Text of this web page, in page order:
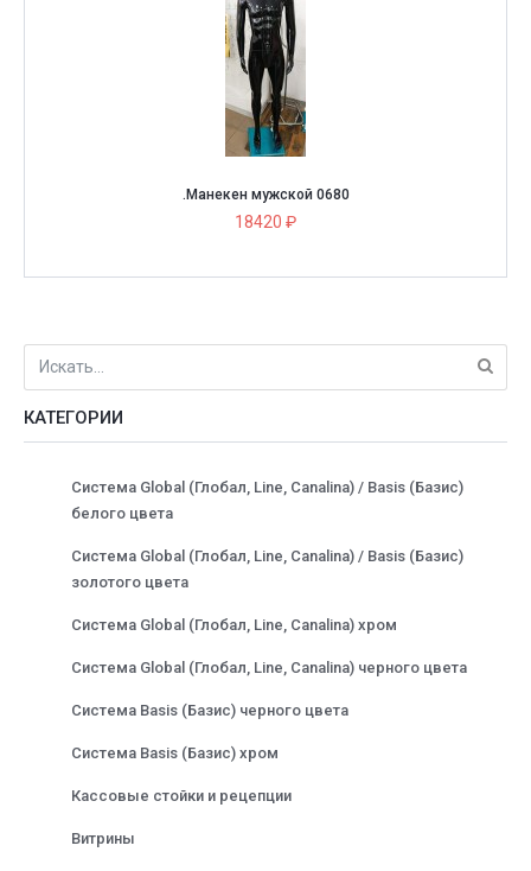
.Манекен мужской 0680
18420 ₽
КАТЕГОРИИ
Система Global (Глобал, Line, Canalina) / Basis (Базис)
белого цвета
Система Global (Глобал, Line, Canalina) / Basis (Базис)
золотого цвета
Система Global (Глобал, Line, Canalina) хром
Система Global (Глобал, Line, Canalina) черного цвета
Система Basis (Базис) черного цвета
Система Basis (Базис) хром
Кассовые стойки и рецепции
Витрины